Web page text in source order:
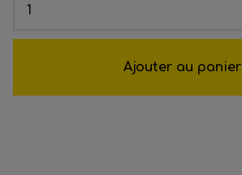
1
Ajouter au panier